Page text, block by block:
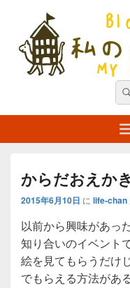
私の人生、私検
索
対
象:
からだおえかき
2015年6月10日 に life-chan
以前から興味があっ
知り合いのイベント
絵を見てもらうだけ
でもらえる方法があ